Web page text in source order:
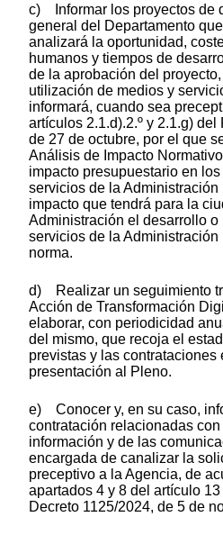
c) Informar los proyectos de
general del Departamento
analizará la oportunidad,
humanos y tiempos de
de la aprobación del
utilización de medios y
informará, cuando sea
artículos 2.1.d).2.º y 2.1.g)
de 27 de octubre, por el que
Análisis de Impacto
impacto presupuestario en
servicios de la Administración
impacto que tendrá para la
Administración el desarrollo
servicios de la
norma.
d) Realizar un seguimiento
Acción de Transformación
elaborar, con periodicidad
del mismo, que recoja el
previstas y las contrataciones
presentación al Pleno.
e) Conocer y, en su caso,
contratación relacionadas
información y de las
encargada de canalizar la
preceptivo a la Agencia, de
apartados 4 y 8 del artículo 13
Decreto 1125/2024, de 5 de